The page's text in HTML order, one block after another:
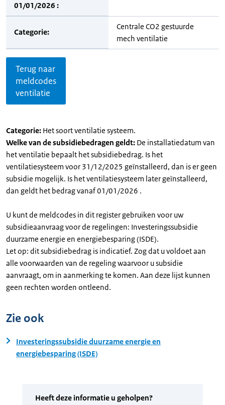
01/01/2026 :
Categorie:
Centrale CO2 gestuurde
mech ventilatie
Terug naar
meldcodes
ventilatie
Categorie: Het soort ventilatie systeem.
Welke van de subsidiebedragen geldt: De installatiedatum van
het ventilatie bepaalt het subsidiebedrag. Is het
ventilatiesysteem voor 31/12/2025 geïnstalleerd, dan is er geen
subsidie mogelijk. Is het ventilatiesysteem later geïnstalleerd,
dan geldt het bedrag vanaf 01/01/2026 .
U kunt de meldcodes in dit register gebruiken voor uw
subsidieaanvraag voor de regelingen: Investeringssubsidie
duurzame energie en energiebesparing (ISDE).
Let op: dit subsidiebedrag is indicatief. Zog dat u voldoet aan
alle voorwaarden van de regeling waarvoor u subsidie
aanvraagt, om in aanmerking te komen. Aan deze lijst kunnen
geen rechten worden ontleend.
Zie ook
Investeringssubsidie duurzame energie en
energiebesparing (ISDE)